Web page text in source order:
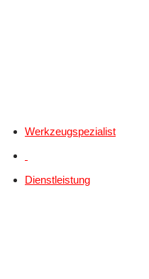
Werkzeugspezialist
Dienstleistung